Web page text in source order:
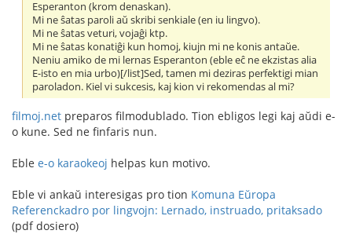
Esperanton (krom denaskan).
Mi ne ŝatas paroli aŭ skribi senkiale (en iu lingvo).
Mi ne ŝatas veturi, vojaĝi ktp.
Mi ne ŝatas konatiĝi kun homoj, kiujn mi ne konis antaŭe.
Neniu amiko de mi lernas Esperanton (eble eĉ ne ekzistas alia
E-isto en mia urbo)[/list]Sed, tamen mi deziras perfektigi mian
paroladon. Kiel vi sukcesis, kaj kion vi rekomendas al mi?
filmoj.net preparos filmodublado. Tion ebligos legi kaj aŭdi e-
o kune. Sed ne finfaris nun.
Eble e-o karaokeoj helpas kun motivo.
Eble vi ankaŭ interesigas pro tion Komuna Eŭropa
Referenckadro por lingvojn: Lernado, instruado, pritaksado
(pdf dosiero)